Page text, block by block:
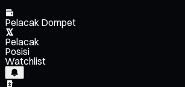
Pelacak Dompet
Pelacak
Posisi
Watchlist